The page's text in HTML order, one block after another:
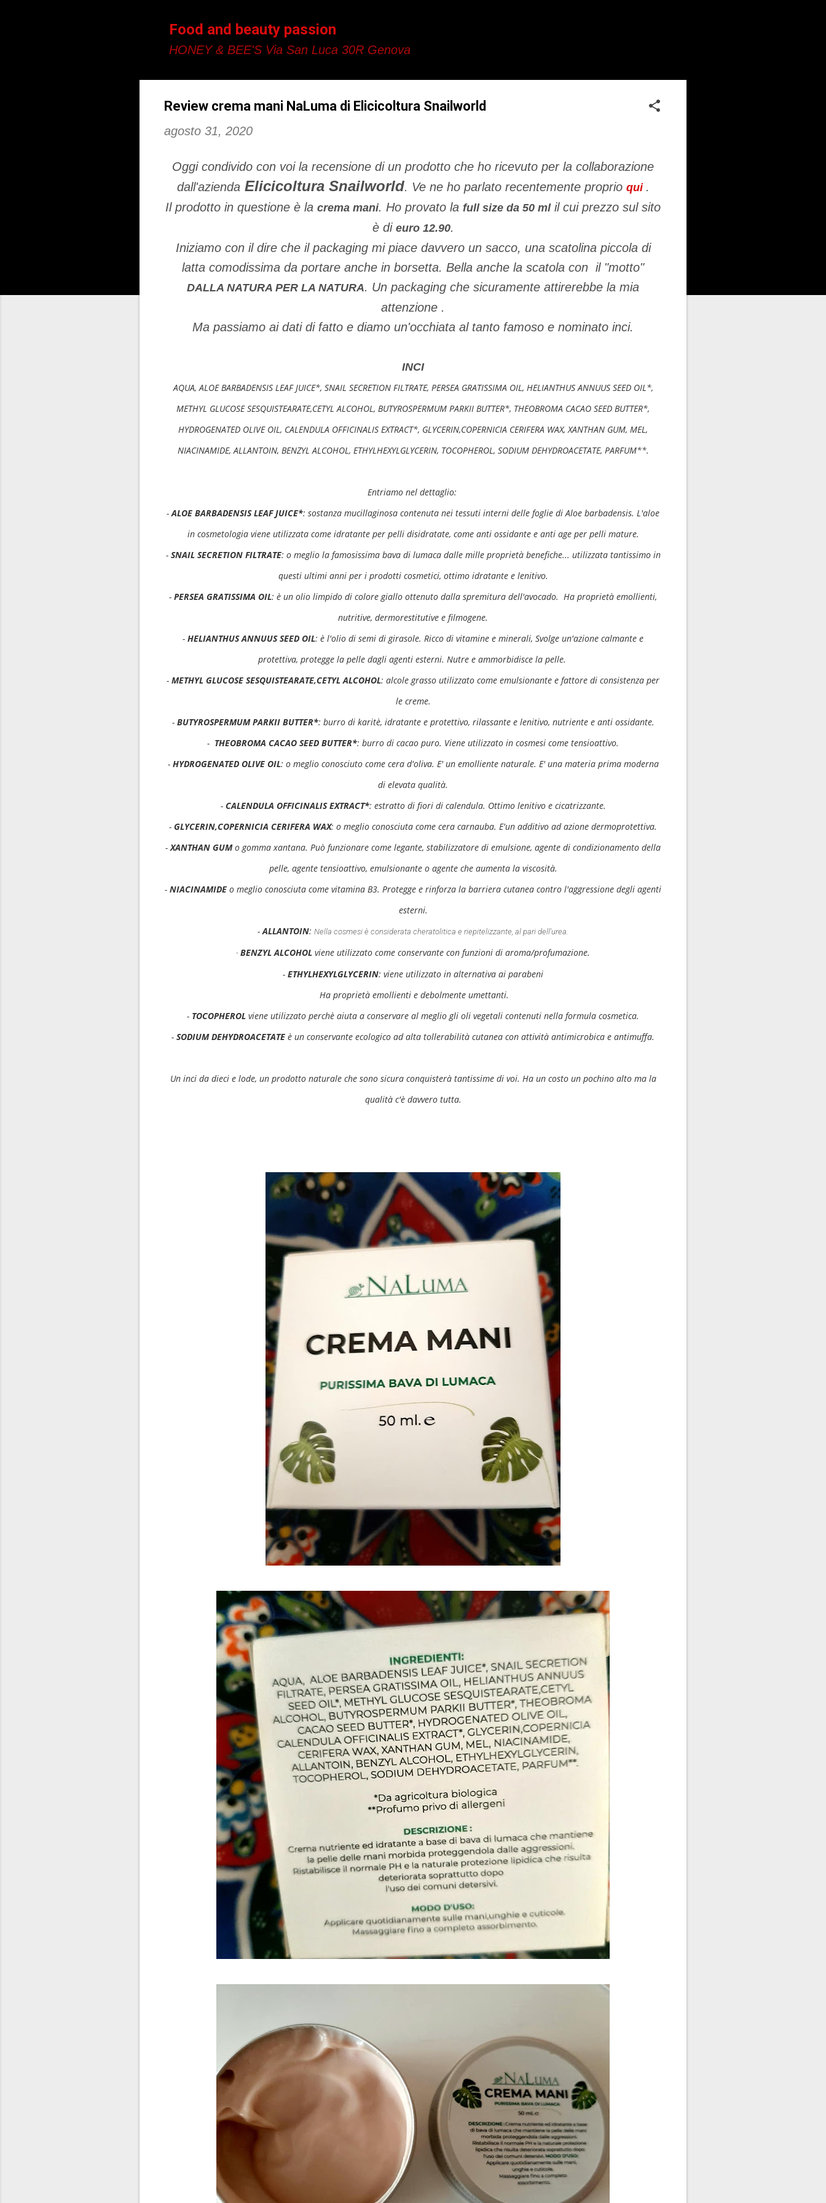
Food and beauty passion
HONEY & BEE'S Via San Luca 30R Genova
Review crema mani NaLuma di Elicicoltura Snailworld
agosto 31, 2020
Oggi condivido con voi la recensione di un prodotto che ho ricevuto per la collaborazione
dall'aziendaElicicoltura Snailworld. Ve ne ho parlato recentemente proprio qui .
Il prodotto in questione è la crema mani. Ho provato la full size da 50 mlil cui prezzo sul sito
è di euro 12.90.
Iniziamo con il dire che il packaging mi piace davvero un sacco, una scatolina piccola di
latta comodissima da portare anche in borsetta. Bella anche la scatola con il "motto"
DALLA NATURA PER LA NATURA. Un packaging che sicuramente attirerebbe la mia
attenzione .
Ma passiamo ai dati di fatto e diamo un'occhiata al tanto famoso e nominato inci.
INCI
AQUA, ALOE BARBADENSIS LEAF JUICE*, SNAIL SECRETION FILTRATE, PERSEA GRATISSIMA OIL, HELIANTHUS ANNUUS SEED OIL*,
METHYL GLUCOSE SESQUISTEARATE,CETYL ALCOHOL, BUTYROSPERMUM PARKII BUTTER*, THEOBROMA CACAO SEED BUTTER*,
HYDROGENATED OLIVE OIL, CALENDULA OFFICINALIS EXTRACT*, GLYCERIN,COPERNICIA CERIFERA WAX, XANTHAN GUM, MEL,
NIACINAMIDE, ALLANTOIN, BENZYL ALCOHOL, ETHYLHEXYLGLYCERIN, TOCOPHEROL, SODIUM DEHYDROACETATE, PARFUM**.
Entriamo nel dettaglio:
-ALOE BARBADENSIS LEAF JUICE*: sostanza mucillaginosa contenuta nei tessuti interni delle foglie di Aloe barbadensis. L'aloe
in cosmetologia viene utilizzata come idratante per pelli disidratate, come anti ossidante e anti age per pelli mature.
- SNAIL SECRETION FILTRATE: o meglio la famosissima bava di lumaca dalle mille proprietà benefiche... utilizzata tantissimo in
questi ultimi anni per i prodotti cosmetici, ottimo idratante e lenitivo.
- PERSEA GRATISSIMA OIL: è un olio limpido di colore giallo ottenuto dalla spremitura dell'avocado. Ha proprietà emollienti,
nutritive, dermorestitutive e filmogene.
- HELIANTHUS ANNUUS SEED OIL: è l'olio di semi di girasole. Ricco di vitamine e minerali, Svolge un'azione calmante e
protettiva, protegge la pelle dagli agenti esterni. Nutre e ammorbidisce la pelle.
- METHYL GLUCOSE SESQUISTEARATE,CETYL ALCOHOL: alcole grasso utilizzato come emulsionante e fattore di consistenza per
le creme.
- BUTYROSPERMUM PARKII BUTTER*: burro di karitè, idratante e protettivo, rilassante e lenitivo, nutriente e anti ossidante.
- THEOBROMA CACAO SEED BUTTER*: burro di cacao puro. Viene utilizzato in cosmesi come tensioattivo.
- HYDROGENATED OLIVE OIL: o meglio conosciuto come cera d'oliva. E' un emolliente naturale. E' una materia prima moderna
di elevata qualità.
- CALENDULA OFFICINALIS EXTRACT*: estratto di fiori di calendula. Ottimo lenitivo e cicatrizzante.
- GLYCERIN,COPERNICIA CERIFERA WAX: o meglio conosciuta come cera carnauba. E'un additivo ad azione dermoprotettiva.
-XANTHAN GUMo gomma xantana. Può funzionare come legante, stabilizzatore di emulsione, agente di condizionamento della
pelle, agente tensioattivo, emulsionante o agente che aumenta la viscosità.
- NIACINAMIDE o meglio conosciuta come vitamina B3. Protegge e rinforza la barriera cutanea contro l'aggressione degli agenti
esterni.
-ALLANTOIN: Nella cosmesi è considerata cheratolitica e riepitelizzante, al pari dell'urea.
- BENZYL ALCOHOL viene utilizzato come conservante con funzioni di aroma/profumazione.
- ETHYLHEXYLGLYCERIN: viene utilizzato in alternativa ai parabeni
Ha proprietà emollienti e debolmente umettanti.
- TOCOPHEROL viene utilizzato perchè aiuta a conservare al meglio gli oli vegetali contenuti nella formula cosmetica.
- SODIUM DEHYDROACETATE è un conservante ecologico ad alta tollerabilità cutanea con attività antimicrobica e antimuffa.
Un inci da dieci e lode, un prodotto naturale che sono sicura conquisterà tantissime di voi. Ha un costo un pochino alto ma la
qualità c'è davvero tutta.